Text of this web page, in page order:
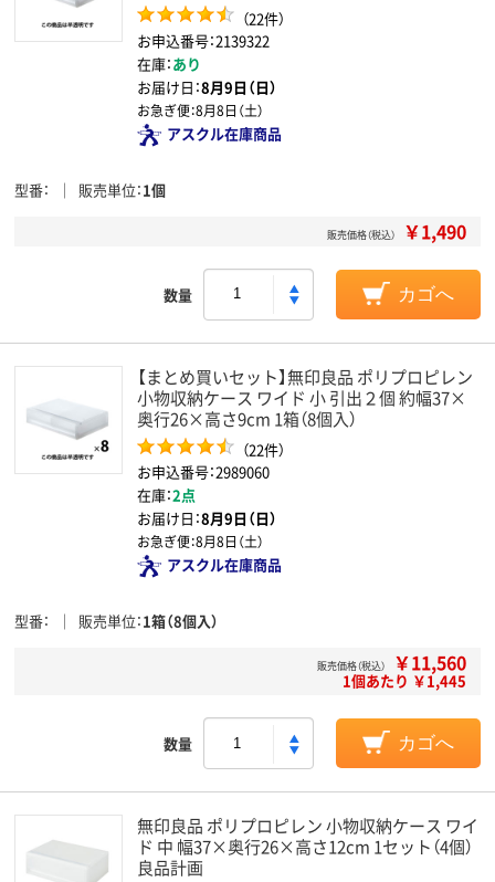
（22件）
お申込番号：2139322
在庫：あり
お届け日：8月9日（日）
お急ぎ便：8月8日（土）
アスクル在庫商品
型番 販売単位 1個
販売価格（税込） ￥1,490
数量 カゴへ
【まとめ買いセット】無印良品 ポリプロピレン
小物収納ケース ワイド 小 引出２個 約幅37×
奥行26×高さ9cm 1箱（8個入）
（22件）
お申込番号：2989060
在庫：2点
お届け日：8月9日（日）
お急ぎ便：8月8日（土）
アスクル在庫商品
型番 販売単位 1箱（8個入）
販売価格（税込） ￥11,560
1個あたり ￥1,445
数量 カゴへ
無印良品 ポリプロピレン 小物収納ケース ワイ
ド 中 幅37×奥行26×高さ12cm 1セット（4個）
良品計画